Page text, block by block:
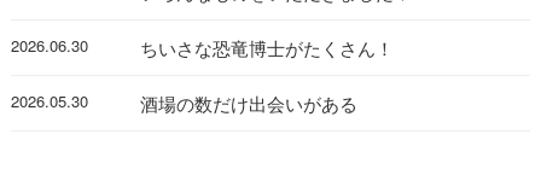
2026.06.30 ちいさな恐竜博士がたくさん！
2026.05.30 酒場の数だけ出会いがある